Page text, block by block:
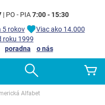
| PO - PIA7:00 - 15:30
5 rokov
Viac ako 14.000
roku 1999
poradna
o nás
Alfabet